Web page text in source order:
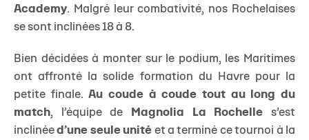
Academy. Malgré leur combativité, nos Rochelaises
se sont inclinées 18 à 8.
Bien décidées à monter sur le podium, les Maritimes
ont affronté la solide formation du Havre pour la
petite finale.Au coude à coude tout au long du
match, l’équipe de Magnolia La Rochelle s’est
inclinéed’une seule unité et a terminé ce tournoi à la